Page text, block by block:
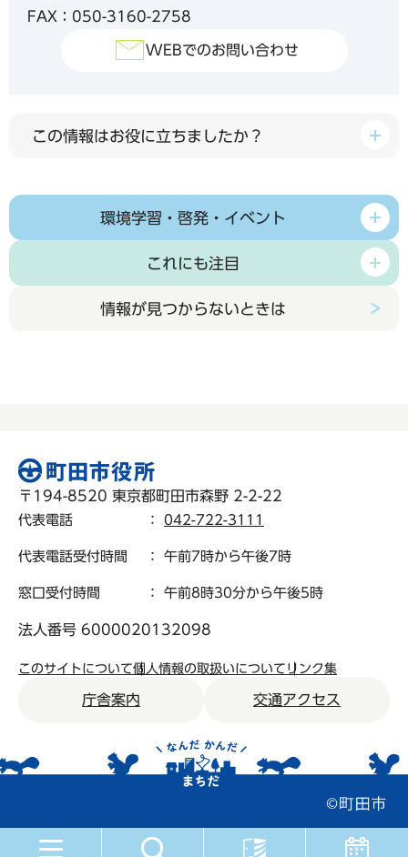
FAX：050-3160-2758
WEBでのお問い合わせ
この情報はお役に立ちましたか？
環境学習・啓発・イベント
これにも注目
情報が見つからないときは
〒194-8520 東京都町田市森野 2-2-22
代表電話 ： 042-722-3111
代表電話受付時間 ： 午前7時から午後7時
窓口受付時間 ： 午前8時30分から午後5時
法人番号 6000020132098
このサイトについて個人情報の取扱いについて リンク集
庁舎案内 交通アクセス